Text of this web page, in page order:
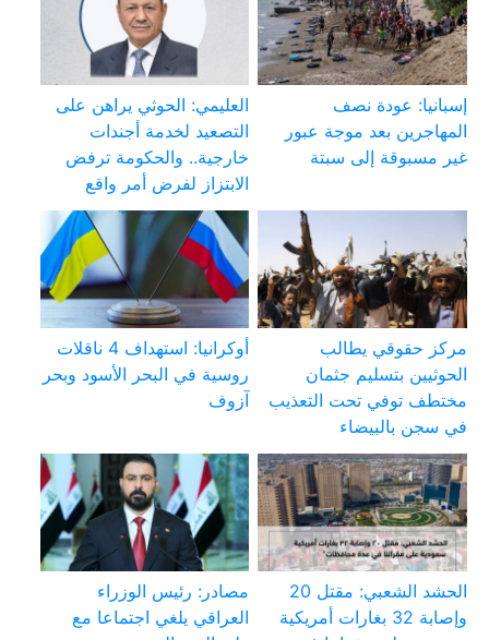
إسبانيا: عودة نصف
المهاجرين بعد موجة عبور
غير مسبوقة إلى سبتة
العليمي: الحوثي يراهن على
التصعيد لخدمة أجندات
خارجية.. والحكومة ترفض
الابتزاز لفرض أمر واقع
مركز حقوقي يطالب
الحوثيين بتسليم جثمان
مختطف توفي تحت التعذيب
في سجن بالبيضاء
أوكرانيا: استهداف 4 ناقلات
روسية في البحر الأسود وبحر
آزوف
الحشد الشعبي: مقتل 20
وإصابة 32 بغارات أمريكية
مصادر: رئيس الوزراء
العراقي يلغي اجتماعا مع